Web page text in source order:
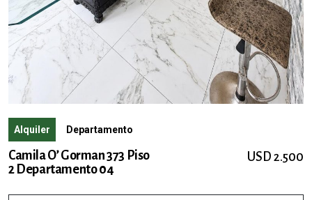
Alquiler Departamento
Camila O’ Gorman 373 Piso
2 Departamento 04
USD 2.500